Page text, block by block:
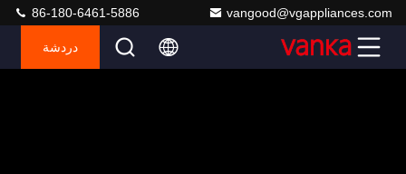
vangood@vgappliances.com
86-180-6461-5886
دردشة